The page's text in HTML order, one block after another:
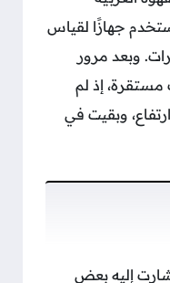
جهازًا لقياس
وبعد مرور
مستقرة، إذ لم
وبقيت في
إليه بعض